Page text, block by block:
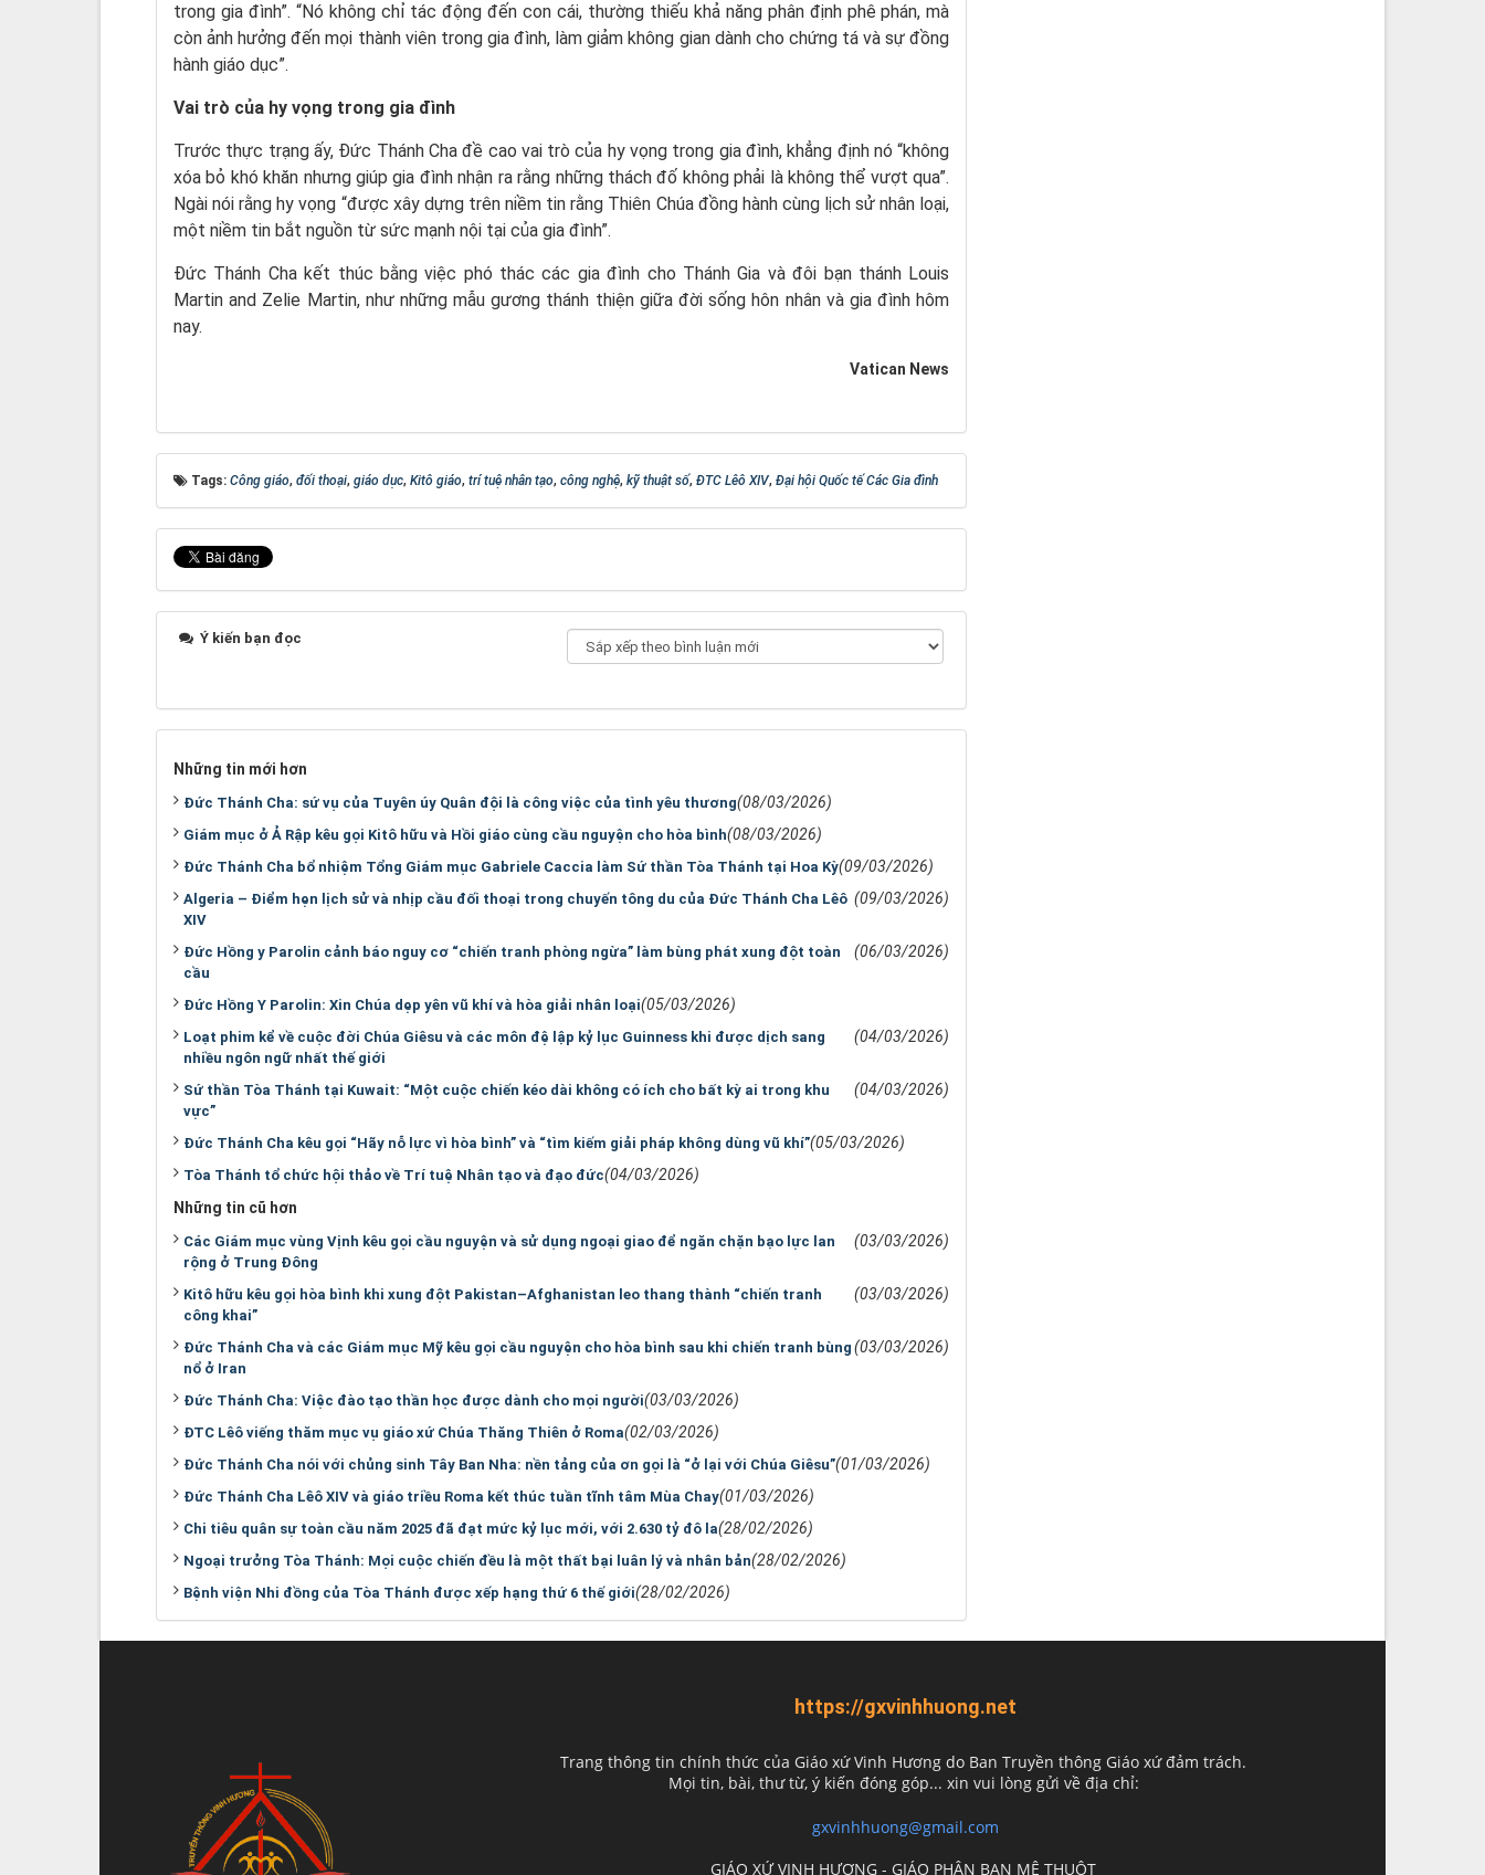
trong gia đình”. “Nó không chỉ tác động đến con cái, thường thiếu khả năng phân định phê phán, mà
còn ảnh hưởng đến mọi thành viên trong gia đình, làm giảm không gian dành cho chứng tá và sự đồng
hành giáo dục”.
Vai trò của hy vọng trong gia đình
Trước thực trạng ấy, Đức Thánh Cha đề cao vai trò của hy vọng trong gia đình, khẳng định nó “không
xóa bỏ khó khăn nhưng giúp gia đình nhận ra rằng những thách đố không phải là không thể vượt qua”.
Ngài nói rằng hy vọng “được xây dựng trên niềm tin rằng Thiên Chúa đồng hành cùng lịch sử nhân loại,
một niềm tin bắt nguồn từ sức mạnh nội tại của gia đình”.
Đức Thánh Cha kết thúc bằng việc phó thác các gia đình cho Thánh Gia và đôi bạn thánh Louis
Martin and Zelie Martin, như những mẫu gương thánh thiện giữa đời sống hôn nhân và gia đình hôm
nay.
Vatican News
Tags: Công giáo, đối thoại, giáo dục, Kitô giáo, trí tuệ nhân tạo, công nghệ, kỹ thuật số, ĐTC Lêô XIV, Đại hội Quốc tế Các Gia đình
Ý kiến bạn đọc
Những tin mới hơn
Đức Thánh Cha: sứ vụ của Tuyên úy Quân đội là công việc của tình yêu thương(08/03/2026)
Giám mục ở Ả Rập kêu gọi Kitô hữu và Hồi giáo cùng cầu nguyện cho hòa bình(08/03/2026)
Đức Thánh Cha bổ nhiệm Tổng Giám mục Gabriele Caccia làm Sứ thần Tòa Thánh tại Hoa Kỳ(09/03/2026)
Algeria – Điểm hẹn lịch sử và nhịp cầu đối thoại trong chuyến tông du của Đức Thánh Cha Lêô
XIV
(09/03/2026)
Đức Hồng y Parolin cảnh báo nguy cơ “chiến tranh phòng ngừa” làm bùng phát xung đột toàn
cầu
(06/03/2026)
Đức Hồng Y Parolin: Xin Chúa dẹp yên vũ khí và hòa giải nhân loại(05/03/2026)
Loạt phim kể về cuộc đời Chúa Giêsu và các môn đệ lập kỷ lục Guinness khi được dịch sang
nhiều ngôn ngữ nhất thế giới
(04/03/2026)
Sứ thần Tòa Thánh tại Kuwait: “Một cuộc chiến kéo dài không có ích cho bất kỳ ai trong khu
vực”
(04/03/2026)
Đức Thánh Cha kêu gọi “Hãy nỗ lực vì hòa bình” và “tìm kiếm giải pháp không dùng vũ khí”(05/03/2026)
Tòa Thánh tổ chức hội thảo về Trí tuệ Nhân tạo và đạo đức(04/03/2026)
Những tin cũ hơn
Các Giám mục vùng Vịnh kêu gọi cầu nguyện và sử dụng ngoại giao để ngăn chặn bạo lực lan
rộng ở Trung Đông
(03/03/2026)
Kitô hữu kêu gọi hòa bình khi xung đột Pakistan–Afghanistan leo thang thành “chiến tranh
công khai”
(03/03/2026)
Đức Thánh Cha và các Giám mục Mỹ kêu gọi cầu nguyện cho hòa bình sau khi chiến tranh bùng
nổ ở Iran
(03/03/2026)
Đức Thánh Cha: Việc đào tạo thần học được dành cho mọi người(03/03/2026)
ĐTC Lêô viếng thăm mục vụ giáo xứ Chúa Thăng Thiên ở Roma(02/03/2026)
Đức Thánh Cha nói với chủng sinh Tây Ban Nha: nền tảng của ơn gọi là “ở lại với Chúa Giêsu”(01/03/2026)
Đức Thánh Cha Lêô XIV và giáo triều Roma kết thúc tuần tĩnh tâm Mùa Chay(01/03/2026)
Chi tiêu quân sự toàn cầu năm 2025 đã đạt mức kỷ lục mới, với 2.630 tỷ đô la(28/02/2026)
Ngoại trưởng Tòa Thánh: Mọi cuộc chiến đều là một thất bại luân lý và nhân bản(28/02/2026)
Bệnh viện Nhi đồng của Tòa Thánh được xếp hạng thứ 6 thế giới(28/02/2026)
https://gxvinhhuong.net
Trang thông tin chính thức của Giáo xứ Vinh Hương do Ban Truyền thông Giáo xứ đảm trách.
Mọi tin, bài, thư từ, ý kiến đóng góp... xin vui lòng gửi về địa chỉ:
gxvinhhuong@gmail.com
GIÁO XỨ VINH HƯƠNG - GIÁO PHẬN BAN MÊ THUỘT